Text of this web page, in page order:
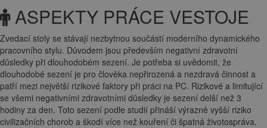
ASPEKTY PRÁCE VESTOJE
Zvedací stoly se stávají nezbytnou součástí moderního dynamického
pracovního stylu. Důvodem jsou především negativní zdravotní
důsledky při dlouhodobém sezení. Je potřeba si uvědomit, že
dlouhodobé sezení je pro člověka nepřirozená a nezdravá činnost a
patří mezi největší rizikové faktory při práci na PC. Rizikové a limitující
se všemi negativními zdravotními důsledky je sezení delší než 3
hodiny za den. Toto sezení podle studií přináší výrazně vyšší riziko
civilizačních chorob a škodí více než kouření či špatná životospráva.